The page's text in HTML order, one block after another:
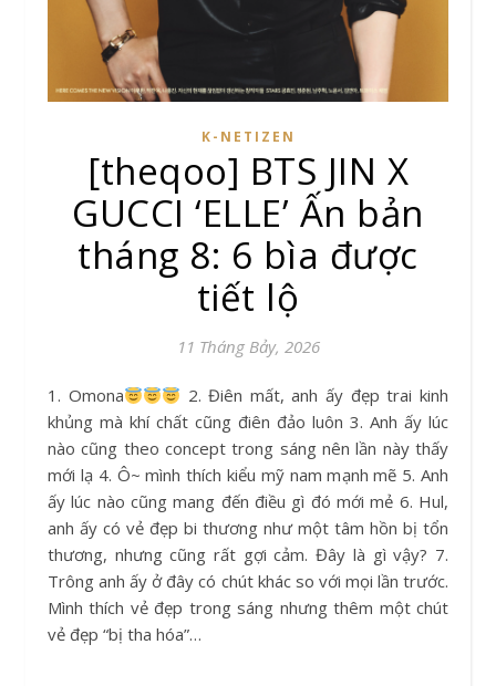
K-NETIZEN
[theqoo] BTS JIN X
GUCCI ‘ELLE’ Ấn bản
tháng 8: 6 bìa được
tiết lộ
11 Tháng Bảy, 2026
1. Omona
2. Điên mất, anh ấy đẹp trai kinh
khủng mà khí chất cũng điên đảo luôn 3. Anh ấy lúc
nào cũng theo concept trong sáng nên lần này thấy
mới lạ 4. Ô~ mình thích kiểu mỹ nam mạnh mẽ 5. Anh
ấy lúc nào cũng mang đến điều gì đó mới mẻ 6. Hul,
anh ấy có vẻ đẹp bi thương như một tâm hồn bị tổn
thương, nhưng cũng rất gợi cảm. Đây là gì vậy? 7.
Trông anh ấy ở đây có chút khác so với mọi lần trước.
Mình thích vẻ đẹp trong sáng nhưng thêm một chút
vẻ đẹp “bị tha hóa”…